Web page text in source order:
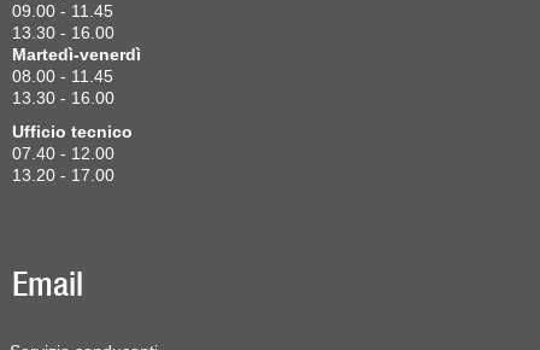
09.00 - 11.45
13.30 - 16.00
Martedì-venerdì
08.00 - 11.45
13.30 - 16.00
Ufficio tecnico
07.40 - 12.00
13.20 - 17.00
Email